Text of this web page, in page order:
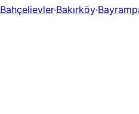
Bahçelievler·Bakırköy·